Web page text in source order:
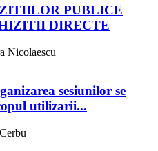
PUBLICE
DIRECTE
Nicolaescu
sesiunilor se
utilizarii...